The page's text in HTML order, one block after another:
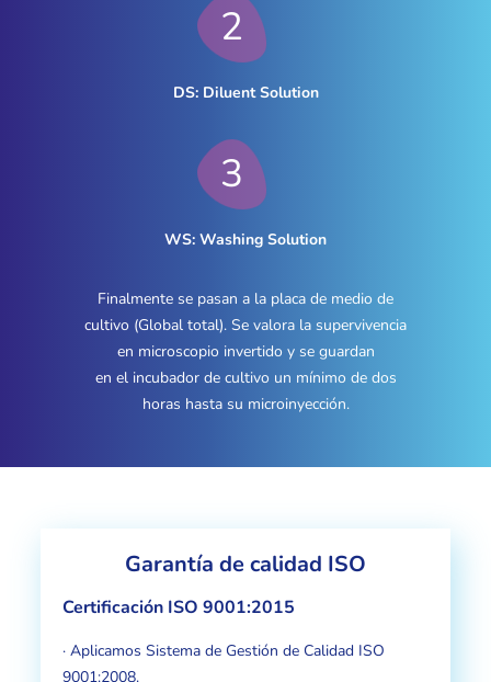
2
DS: Diluent Solution
3
WS: Washing Solution
Finalmente se pasan a la placa de medio de
cultivo (Global total). Se valora la supervivencia
en microscopio invertido y se guardan
en el incubador de cultivo un mínimo de dos
horas hasta su microinyección.
Garantía de calidad ISO
Certificación ISO 9001:2015
· Aplicamos Sistema de Gestión de Calidad ISO
9001:2008.